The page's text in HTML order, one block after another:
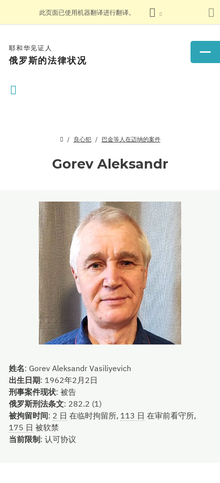
此页面已使用机器翻译进行翻译。
耶和华见证人
俄罗斯的法律状况
良心犯 巴金等人在迈纳的案件
Gorev Aleksandr
姓名: Gorev Aleksandr Vasiliyevich
出生日期: 1962年2月2日
刑事案件现状: 被告
俄罗斯刑法条文: 282.2 (1)
被拘留时间: 2 日 在临时拘留所, 113 日 在审前看守所,
175 日 被软禁
当前限制 : 认可协议